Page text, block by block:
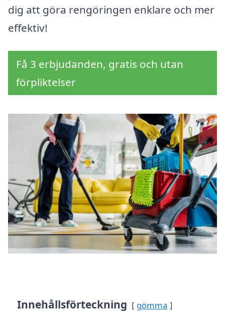
dig att göra rengöringen enklare och mer
effektiv!
Få 3 erbjudanden, gratis och utan
förpliktelser
Innehållsförteckning gömma